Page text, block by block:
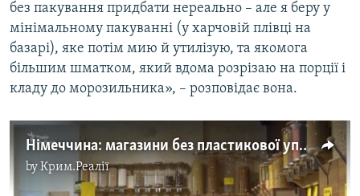
без пакування придбати нереально – але я беру у
мінімальному пакуванні (у харчовій плівці на
базарі), яке потім мию й утилізую, та якомога
більшим шматком, який вдома розрізаю на порції і
кладу до морозильника», – розповідає вона.
Німеччина: магазини без пластикової упаковки – відео
byКрим.Реалії